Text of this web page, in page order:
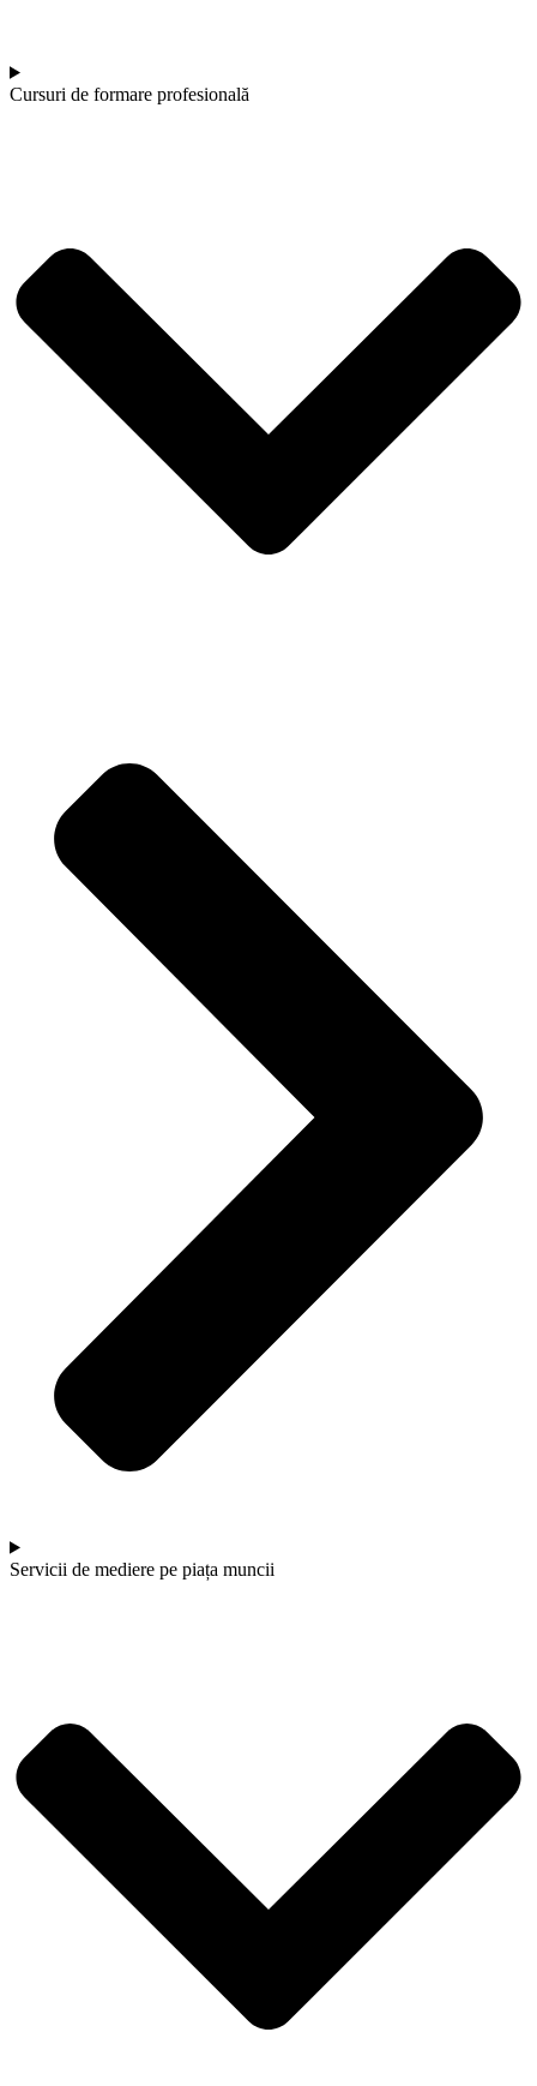
Cursuri de formare profesională
Servicii de mediere pe piața muncii